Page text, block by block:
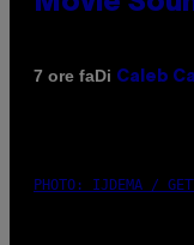
7 ore faDi Caleb
PHOTO: IJDEMA /